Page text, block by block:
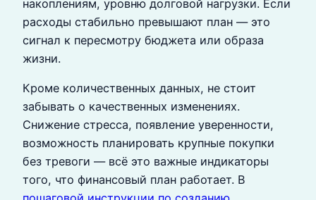
накоплениям, уровню долговой нагрузки. Если
расходы стабильно превышают план — это
сигнал к пересмотру бюджета или образа
жизни.
Кроме количественных данных, не стоит
забывать о качественных изменениях.
Снижение стресса, появление уверенности,
возможность планировать крупные покупки
без тревоги — всё это важные индикаторы
того, что финансовый план работает. В